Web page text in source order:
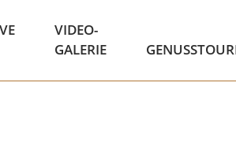
VIDEO-
GALERIE